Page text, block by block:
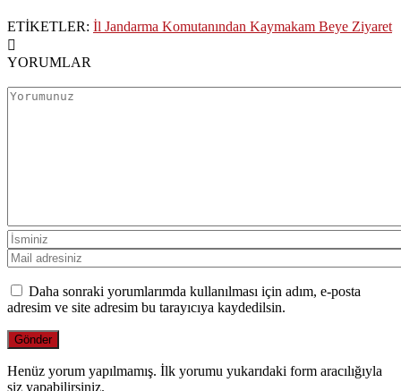
ETİKETLER: İl Jandarma Komutanından Kaymakam Beye Ziyaret
YORUMLAR
Daha sonraki yorumlarımda kullanılması için adım, e-posta
adresim ve site adresim bu tarayıcıya kaydedilsin.
Henüz yorum yapılmamış. İlk yorumu yukarıdaki form aracılığıyla
siz yapabilirsiniz.